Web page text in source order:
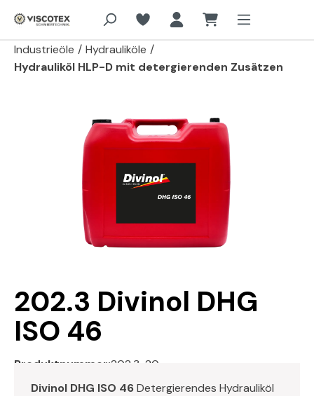
Zum Hauptinhalt springen
Industrieöle / Hydrauliköle /
Hydrauliköl HLP-D mit detergierenden Zusätzen
202.3 Divinol DHG
ISO 46
Produktnummer:202.3-20
Divinol DHG ISO 46Detergierendes Hydrauliköl